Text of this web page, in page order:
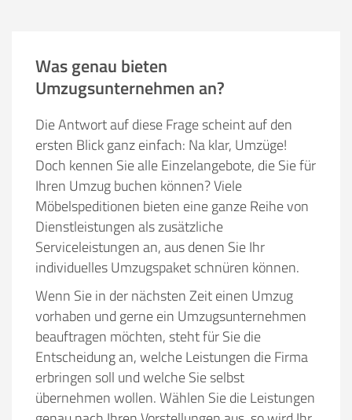
Was genau bieten
Umzugsunternehmen an?
Die Antwort auf diese Frage scheint auf den
ersten Blick ganz einfach: Na klar, Umzüge!
Doch kennen Sie alle Einzelangebote, die Sie für
Ihren Umzug buchen können? Viele
Möbelspeditionen bieten eine ganze Reihe von
Dienstleistungen als zusätzliche
Serviceleistungen an, aus denen Sie Ihr
individuelles Umzugspaket schnüren können.
Wenn Sie in der nächsten Zeit einen Umzug
vorhaben und gerne ein Umzugsunternehmen
beauftragen möchten, steht für Sie die
Entscheidung an, welche Leistungen die Firma
erbringen soll und welche Sie selbst
übernehmen wollen. Wählen Sie die Leistungen